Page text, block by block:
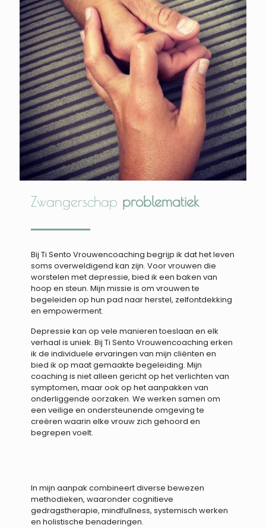
Zwangerschap problematiek
Bij Ti Sento Vrouwencoaching begrijp ik dat het leven
soms overweldigend kan zijn. Voor vrouwen die
worstelen met depressie, bied ik een baken van
hoop en steun. Mijn missie is om vrouwen te
begeleiden op hun pad naar herstel, zelfontdekking
en empowerment.
Depressie kan op vele manieren toeslaan en elk
verhaal is uniek. Bij Ti Sento Vrouwencoaching erken
ik de individuele ervaringen van mijn cliënten en
bied ik op maat gemaakte begeleiding. Mijn
coaching is niet alleen gericht op het verlichten van
symptomen, maar ook op het aanpakken van
onderliggende oorzaken. We werken samen om
een veilige en ondersteunende omgeving te
creëren waarin elke vrouw zich gehoord en
begrepen voelt.
In mijn aanpak combineert diverse bewezen
methodieken, waaronder cognitieve
gedragstherapie, mindfullness, systemisch werken
en holistische benaderingen.